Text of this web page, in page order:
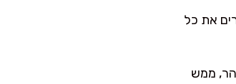
את כל
ממש